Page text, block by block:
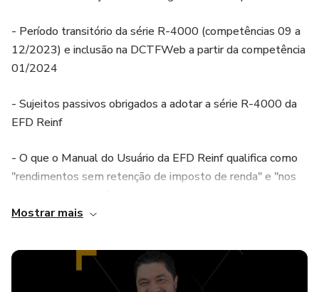
- Período transitório da série R-4000 (competências 09 a
12/2023) e inclusão na DCTFWeb a partir da competência
01/2024
- Sujeitos passivos obrigados a adotar a série R-4000 da
EFD Reinf
- O que o Manual do Usuário da EFD Reinf qualifica como
"rendimentos sem retenção de imposto de renda" e "nos
duplicados na EFD-Reinf mas que usualmente são
informados no eSocial
Mostrar mais